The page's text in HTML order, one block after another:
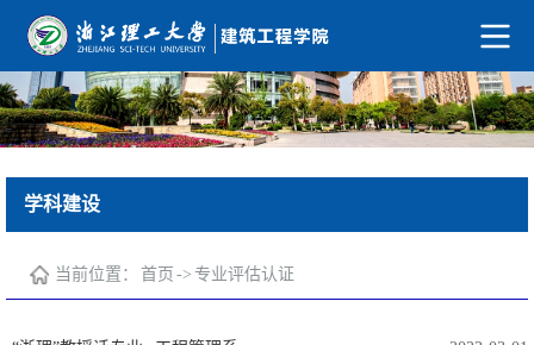
学科建设
当前位置： 首页 -> 专业评估认证